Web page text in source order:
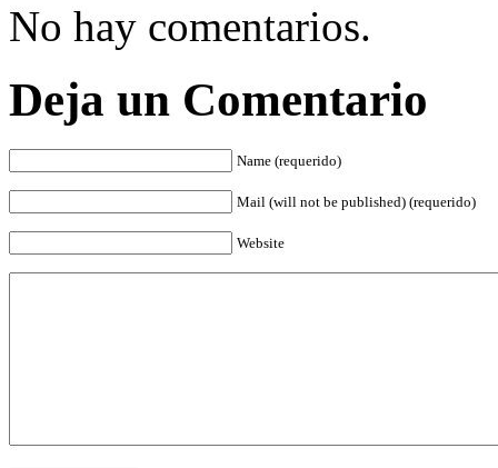
No hay comentarios.
Deja un Comentario
Name (requerido)
Mail (will not be published) (requerido)
Website